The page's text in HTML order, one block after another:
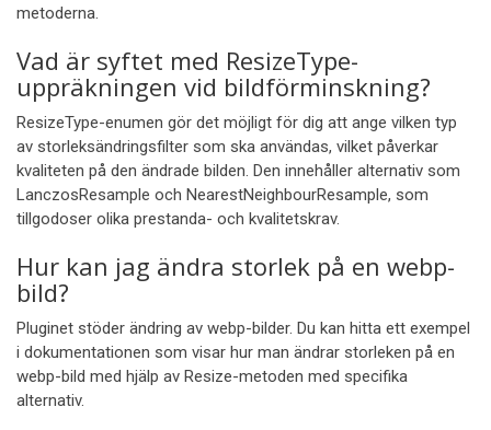
metoderna.
Vad är syftet med ResizeType-
uppräkningen vid bildförminskning?
ResizeType-enumen gör det möjligt för dig att ange vilken typ
av storleksändringsfilter som ska användas, vilket påverkar
kvaliteten på den ändrade bilden. Den innehåller alternativ som
LanczosResample och NearestNeighbourResample, som
tillgodoser olika prestanda- och kvalitetskrav.
Hur kan jag ändra storlek på en webp-
bild?
Pluginet stöder ändring av webp-bilder. Du kan hitta ett exempel
i dokumentationen som visar hur man ändrar storleken på en
webp-bild med hjälp av Resize-metoden med specifika
alternativ.